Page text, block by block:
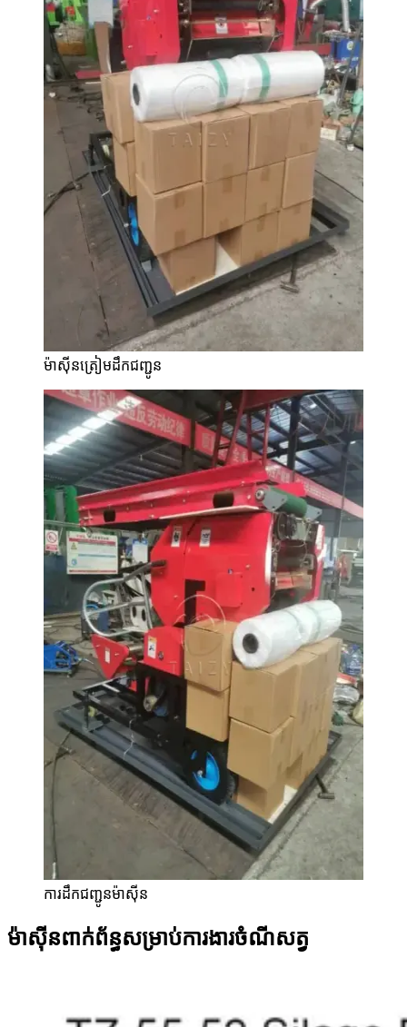
ម៉ាស៊ីនត្រៀមដឹកជញ្ជូន
ការដឹកជញ្ជូនម៉ាស៊ីន
ម៉ាស៊ីនពាក់ព័ន្ធសម្រាប់ការងារចំណីសត្វ